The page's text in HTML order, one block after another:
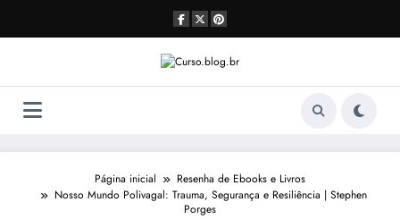
o
Página inicial
Resenha de Ebooks e Livros
Nosso Mundo Polivagal: Trauma, Segurança e Resiliência | Stephen
Porges